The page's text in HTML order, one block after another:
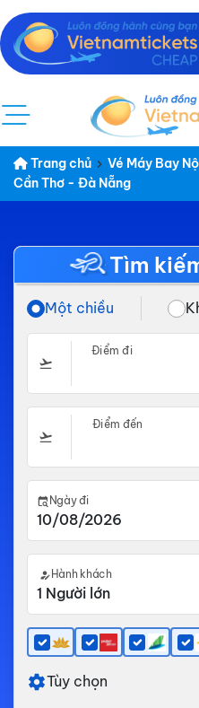
Trang chủ Vé Máy Bay
Cần Thơ - Đà Nẵng
Tìm
Một chiều
Điểm đi
Điểm đến
Ngày đi
Hành khách
Tùy chọn